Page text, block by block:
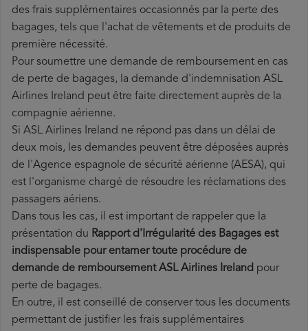
des frais supplémentaires occasionnés par la perte des
bagages, tels que l'achat de vêtements et de produits de
première nécessité.
Pour soumettre une demande de remboursement en cas
de perte de bagages, la demande d'indemnisation ASL
Airlines Ireland peut être faite directement auprès de la
compagnie aérienne.
Si ASL Airlines Ireland ne répond pas dans un délai de
deux mois, les demandes peuvent être déposées auprès
de l'Agence espagnole de sécurité aérienne (AESA), qui
est l'organisme chargé de résoudre les réclamations des
passagers aériens.
Dans tous les cas, il est important de rappeler que la
présentation du Rapport d'Irrégularité des Bagages est
indispensable pour entamer toute procédure de
demande de remboursement ASL Airlines Ireland pour
perte de bagages.
En outre, il est conseillé de conserver tous les documents
permettant de justifier les frais supplémentaires